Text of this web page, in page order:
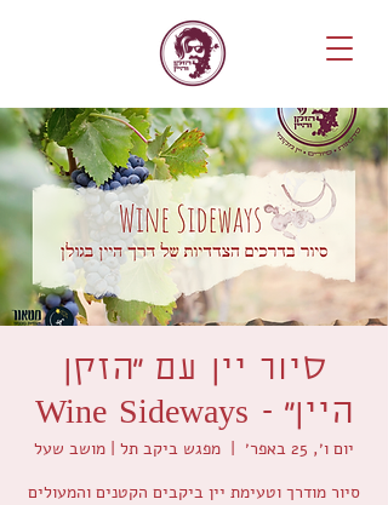
סיור יין עם ״הזקן
היין״ - Wine Sideways
יום ו׳, 25 באפר׳
  |
מפגש ביקב תל | מושב שעל
סיור מודרך וטעימת יין ביקבים הקטנים והמעולים